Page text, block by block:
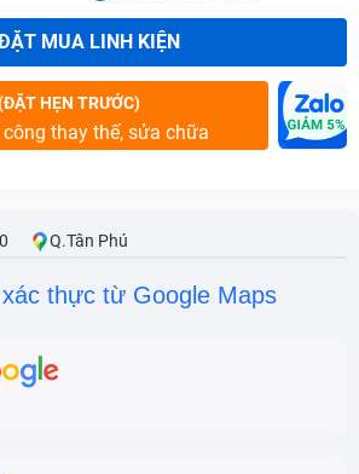
MUA LINH KIỆN
HẸN TRƯỚC)
thay thế, sửa chữa
Q.Tân Phú
thực từ Google Maps